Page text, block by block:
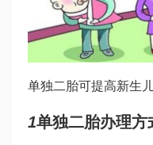
单独二胎可提高新生
1单独二胎办理方